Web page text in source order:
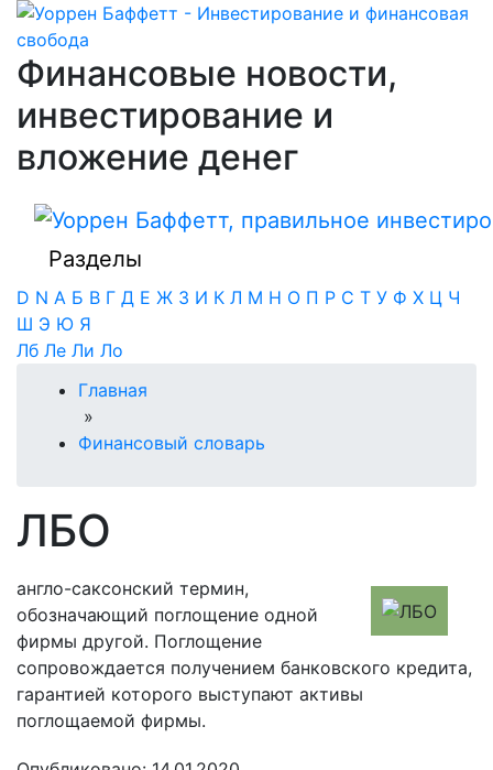
Финансовые новости,
инвестирование и
вложение денег
Разделы
D N А Б В Г Д Е Ж З И К Л М Н О П Р С Т У Ф Х Ц Ч
Ш Э Ю Я
Лб Ле Ли Ло
Главная
»
Финансовый словарь
ЛБО
англо-саксонский термин,
обозначающий поглощение одной
фирмы другой. Поглощение
сопровождается получением банковского кредита,
гарантией которого выступают активы
поглощаемой фирмы.